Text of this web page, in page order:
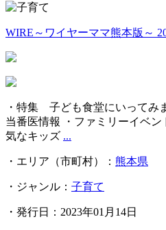
WIRE～ワイヤーママ熊本版～
・特集 子ども食堂にいってみ
当番医情報 ・ファミリーイベ
気なキッズ ...
・エリア（市町村）： 熊本県
・ジャンル： 子育て
・発行日：2023年01月14日